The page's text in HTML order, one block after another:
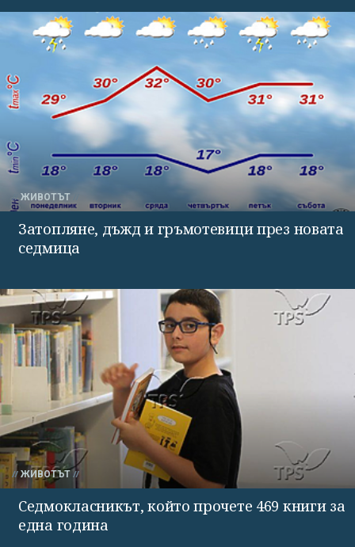
ЖИВОТЪТ
Затопляне, дъжд и гръмотевици през новата
седмица
ЖИВОТЪТ
Седмокласникът, който прочете 469 книги за
една година